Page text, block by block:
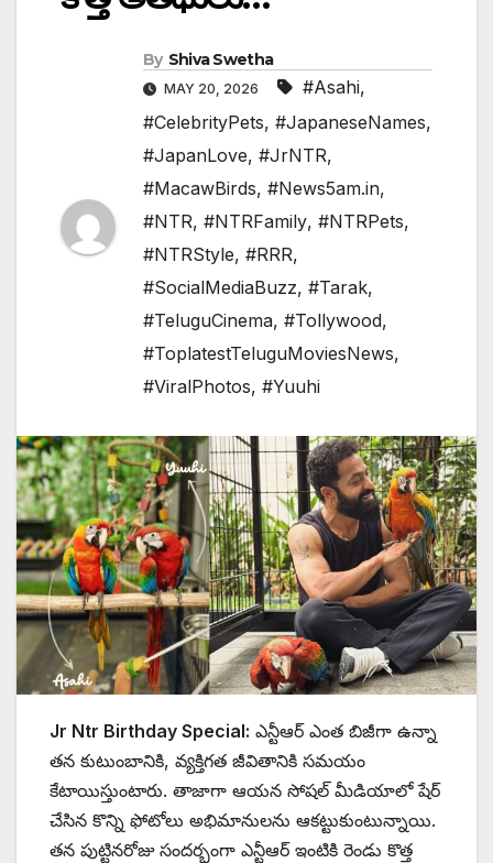
By Shiva Swetha
MAY 20, 2026 #Asahi,
#CelebrityPets, #JapaneseNames,
#JapanLove, #JrNTR,
#MacawBirds, #News5am.in,
#NTR, #NTRFamily, #NTRPets,
#NTRStyle, #RRR,
#SocialMediaBuzz, #Tarak,
#TeluguCinema, #Tollywood,
#ToplatestTeluguMoviesNews,
#ViralPhotos, #Yuuhi
Jr Ntr Birthday Special: ఎన్టీఆర్ ఎంత బిజీగా ఉన్నా
తన కుటుంబానికి, వ్యక్తిగత జీవితానికి సమయం
కేటాయిస్తుంటారు. తాజాగా ఆయన సోషల్ మీడియాలో షేర్
చేసిన కొన్ని ఫోటోలు అభిమానులను ఆకట్టుకుంటున్నాయి.
తన పుట్టినరోజు సందర్భంగా ఎన్టీఆర్ ఇంటికి రెండు కొత్త